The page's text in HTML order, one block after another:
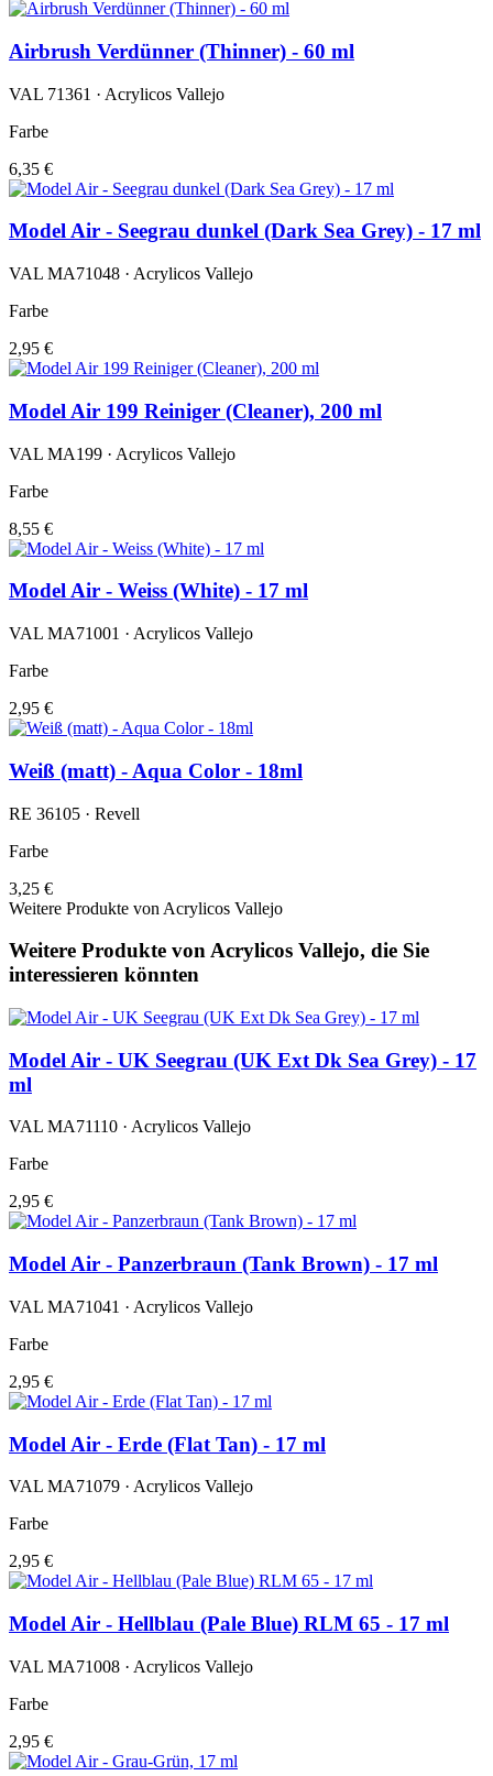
Airbrush Verdünner (Thinner) - 60 ml
VAL 71361 · Acrylicos Vallejo
Farbe
6,35 €
Model Air - Seegrau dunkel (Dark Sea Grey) - 17 ml
VAL MA71048 · Acrylicos Vallejo
Farbe
2,95 €
Model Air 199 Reiniger (Cleaner), 200 ml
VAL MA199 · Acrylicos Vallejo
Farbe
8,55 €
Model Air - Weiss (White) - 17 ml
VAL MA71001 · Acrylicos Vallejo
Farbe
2,95 €
Weiß (matt) - Aqua Color - 18ml
RE 36105 · Revell
Farbe
3,25 €
Weitere Produkte von Acrylicos Vallejo
Weitere Produkte von Acrylicos Vallejo, die Sie
interessieren könnten
Model Air - UK Seegrau (UK Ext Dk Sea Grey) - 17
ml
VAL MA71110 · Acrylicos Vallejo
Farbe
2,95 €
Model Air - Panzerbraun (Tank Brown) - 17 ml
VAL MA71041 · Acrylicos Vallejo
Farbe
2,95 €
Model Air - Erde (Flat Tan) - 17 ml
VAL MA71079 · Acrylicos Vallejo
Farbe
2,95 €
Model Air - Hellblau (Pale Blue) RLM 65 - 17 ml
VAL MA71008 · Acrylicos Vallejo
Farbe
2,95 €